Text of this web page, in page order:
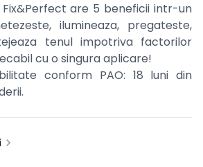
are 5 beneficii intr-un
ilumineaza, pregateste,
tenul impotriva factorilor
cu o singura aplicare!
conform PAO: 18 luni din